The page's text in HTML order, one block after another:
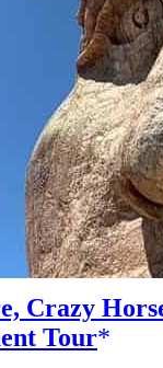
Crazy
Tour